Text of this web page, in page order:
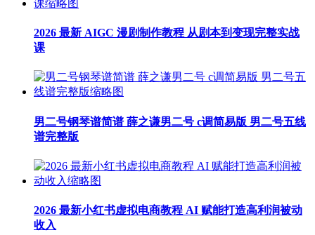
2026 最新 AIGC 漫剧制作教程 从剧本到变现完整实战
课
男二号钢琴谱简谱 薛之谦男二号 c调简易版 男二号五线
谱完整版
2026 最新小红书虚拟电商教程 AI 赋能打造高利润被动
收入